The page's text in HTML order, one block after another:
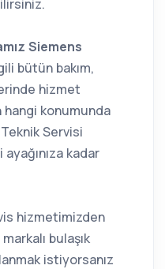
Siemens
bütün bakım,
hizmet
hangi konumunda
Servisi
kadar
hizmetimizden
bulaşık
istiyorsanız